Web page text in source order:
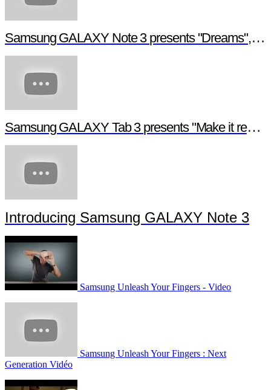
Samsung GALAXY Note 3 presents "Dreams", a digital short film
Samsung GALAXY Tab 3 presents "Make it real", a digital short film
Introducing Samsung GALAXY Note 3
Samsung Unleash Your Fingers - Video
Samsung Unleash Your Fingers : Next
Generation Vidéo